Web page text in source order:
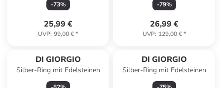
-73%
25,99 €
UVP: 99,00 €*
-79%
26,99 €
UVP: 129,00 €*
DI GIORGIO
Silber-Ring mit Edelsteinen
DI GIORGIO
Silber-Ring mit Edelsteinen